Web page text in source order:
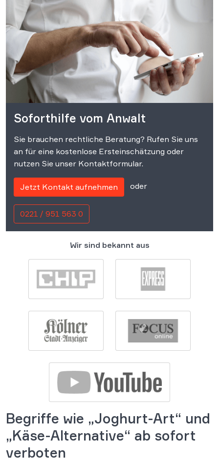
Soforthilfe vom Anwalt
Sie brauchen rechtliche Beratung? Rufen Sie uns
an für eine kostenlose Ersteinschätzung oder
nutzen Sie unser Kontaktformular.
Jetzt Kontakt aufnehmen oder
0221 / 951 563 0
Wir sind bekannt aus
Begriffe wie „Joghurt-Art“ und
„Käse-Alternative“ ab sofort
verboten